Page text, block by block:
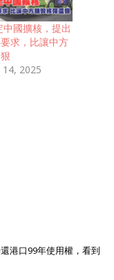
中國擴核，提出
求，比讓中方
2025
港口99年使用權，看到